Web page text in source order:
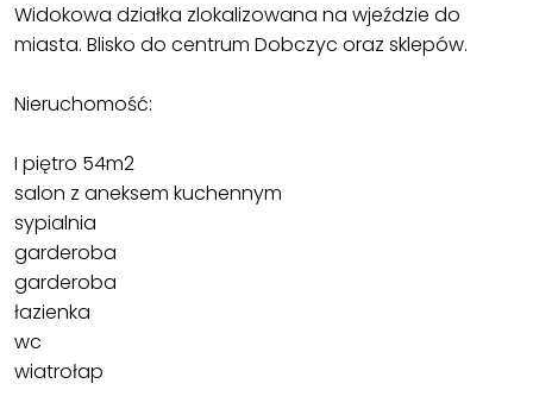
Widokowa działka zlokalizowana na wjeździe do
miasta. Blisko do centrum Dobczyc oraz sklepów.
Nieruchomość:
I piętro 54m2
salon z aneksem kuchennym
sypialnia
garderoba
garderoba
łazienka
wc
wiatrołap